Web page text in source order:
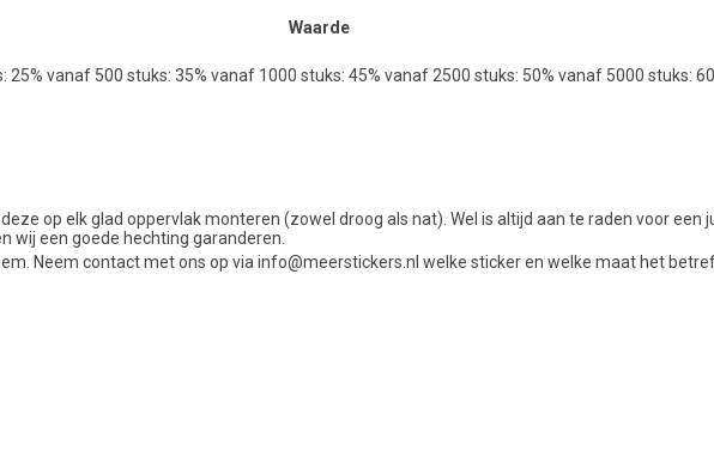
Waarde
vanaf 500 stuks: 35% vanaf 1000 stuks: 45% vanaf 2500 stuks: 50% vanaf 5000 stuks:
op elk glad oppervlak monteren (zowel droog als nat). Wel is altijd aan te raden voor
wij een goede hechting garanderen.
Neem contact met ons op via info@meerstickers.nl welke sticker en welke maat het